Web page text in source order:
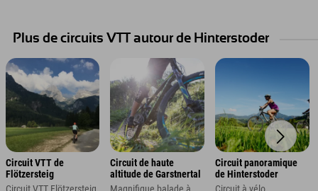
Plus de circuits VTT autour de Hinterstoder
Circuit VTT de
Flötzersteig
Circuit de haute
altitude de Garstnertal
Circuit panoramique
de Hinterstoder